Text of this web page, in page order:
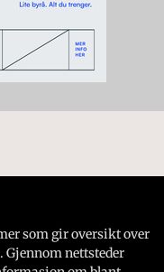
som gir oversikt over
nettsteder